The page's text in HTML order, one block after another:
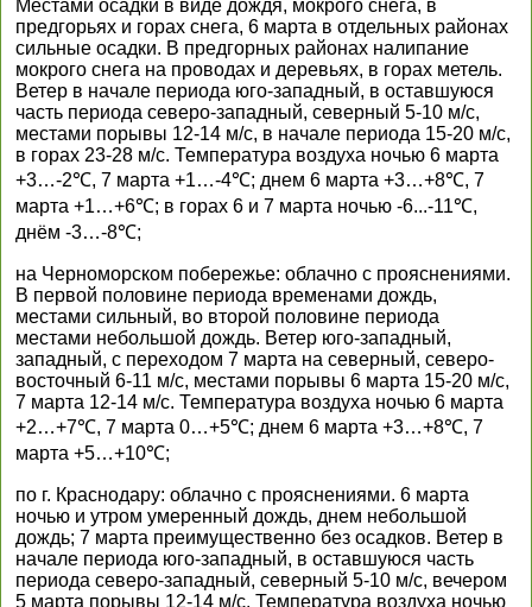
Местами осадки в виде дождя, мокрого снега, в
предгорьях и горах снега, 6 марта в отдельных районах
сильные осадки. В предгорных районах налипание
мокрого снега на проводах и деревьях, в горах метель.
Ветер в начале периода юго-западный, в оставшуюся
часть периода северо-западный, северный 5-10 м/с,
местами порывы 12-14 м/с, в начале периода 15-20 м/с,
в горах 23-28 м/с. Температура воздуха ночью 6 марта
+3…-2℃, 7 марта +1…-4℃; днем 6 марта +3…+8℃, 7
марта +1…+6℃; в горах 6 и 7 марта ночью -6...-11℃,
днём -3…-8℃;
на Черноморском побережье: облачно с прояснениями.
В первой половине периода временами дождь,
местами сильный, во второй половине периода
местами небольшой дождь. Ветер юго-западный,
западный, с переходом 7 марта на северный, северо-
восточный 6-11 м/с, местами порывы 6 марта 15-20 м/с,
7 марта 12-14 м/с. Температура воздуха ночью 6 марта
+2…+7℃, 7 марта 0…+5℃; днем 6 марта +3…+8℃, 7
марта +5…+10℃;
по г. Краснодару: облачно с прояснениями. 6 марта
ночью и утром умеренный дождь, днем небольшой
дождь; 7 марта преимущественно без осадков. Ветер в
начале периода юго-западный, в оставшуюся часть
периода северо-западный, северный 5-10 м/с, вечером
5 марта порывы 12-14 м/с. Температура воздуха ночью